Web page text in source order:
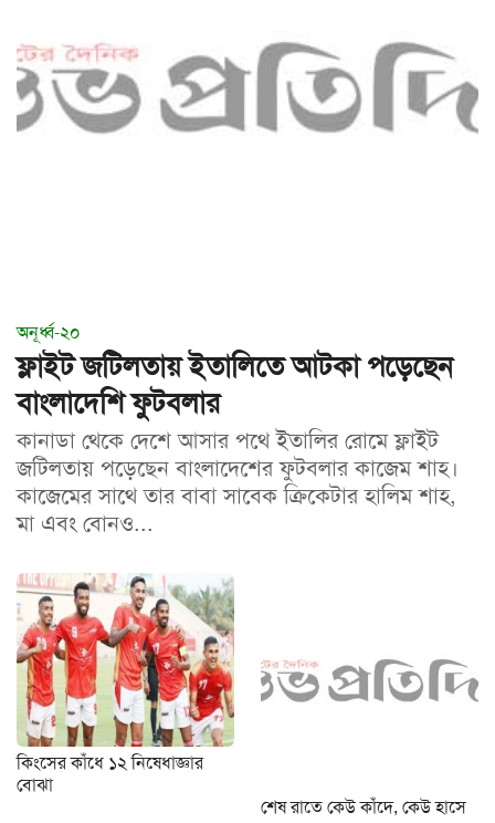
অনূর্ধ্ব-২০
ফ্লাইট জটিলতায় ইতালিতে আটকা পড়েছেন
বাংলাদেশি ফুটবলার
কানাডা থেকে দেশে আসার পথে ইতালির রোমে ফ্লাইট
জটিলতায় পড়েছেন বাংলাদেশের ফুটবলার কাজেম শাহ।
কাজেমের সাথে তার বাবা সাবেক ক্রিকেটার হালিম শাহ,
মা এবং বোনও...
কিংসের কাঁধে ১২ নিষেধাজ্ঞার
বোঝা
শেষ রাতে কেউ কাঁদে, কেউ হাসে